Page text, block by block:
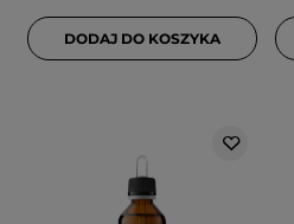
DODAJ DO KOSZYKA